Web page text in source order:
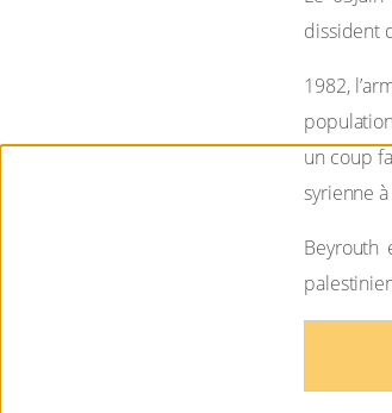
dissident
1982,
un coup
syrienne
Beyrouth